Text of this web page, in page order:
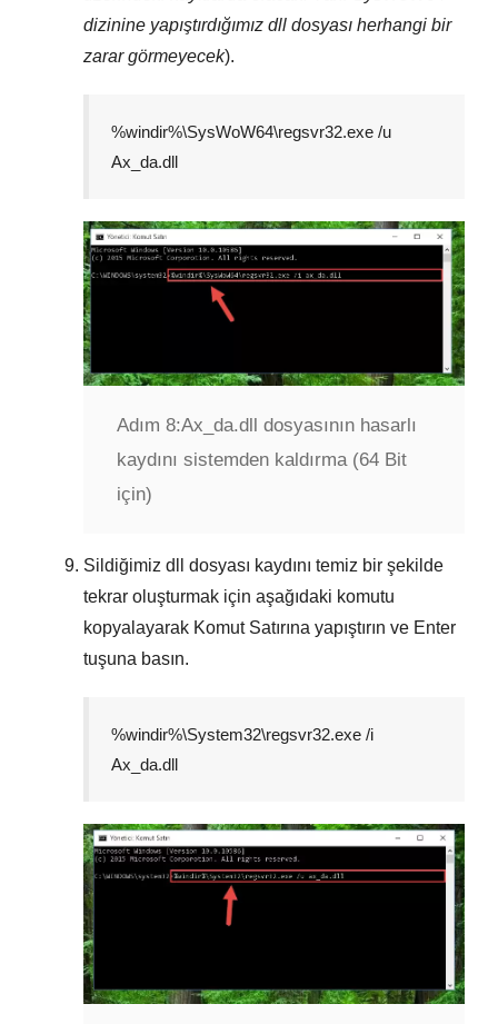
dizinine yapıştırdığımız dll dosyası herhangi bir
zarar görmeyecek).
%windir%\SysWoW64\regsvr32.exe /u
Ax_da.dll
Adım 8:Ax_da.dll dosyasının hasarlı
kaydını sistemden kaldırma (64 Bit
için)
Sildiğimiz dll dosyası kaydını temiz bir şekilde
tekrar oluşturmak için aşağıdaki komutu
kopyalayarak Komut Satırına yapıştırın ve Enter
tuşuna basın.
%windir%\System32\regsvr32.exe /i
Ax_da.dll